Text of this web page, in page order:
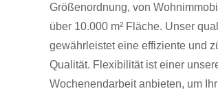
Größenordnung, von
über 10.000 m² Fläche. Unser
gewährleistet eine effiziente und
Qualität. Flexibilität ist einer
Wochenendarbeit anbieten, um